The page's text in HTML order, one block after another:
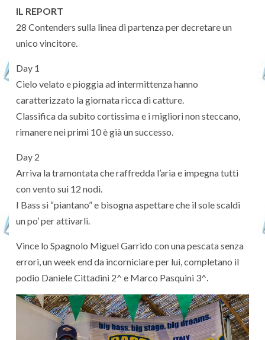
IL REPORT
28 Contenders sulla linea di partenza per decretare un
unico vincitore.
Day 1
Cielo velato e pioggia ad intermittenza hanno
caratterizzato la giornata ricca di catture.
Classifica da subito cortissima e i migliori non steccano,
rimanere nei primi 10 è già un successo.
Day 2
Arriva la tramontata che raffredda l’aria e impegna tutti
con vento sui 12 nodi.
I Bass si “piantano” e bisogna aspettare che il sole scaldi
un po’ per attivarli.
Vince lo Spagnolo Miguel Garrido con una pescata senza
errori, un week end da incorniciare per lui, completano il
podio Daniele Cittadini 2^ e Marco Pasquini 3^.